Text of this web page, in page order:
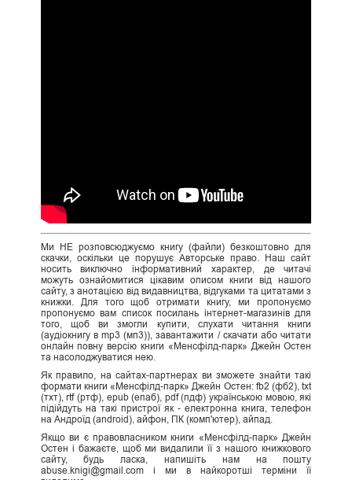
Ми НЕ розповсюджуємо книгу (файли) безкоштовно для
скачки, оскільки це порушує Авторське право. Наш сайт
носить виключно інформативний характер, де читачі
можуть ознайомитися цікавим описом книги від нашого
сайту, з анотацією від видавництва, відгуками та цитатами з
книжки. Для того щоб отримати книгу, ми пропонуємо
пропонуємо вам список посилань інтернет-магазинів для
того, щоб ви змогли купити, слухати читання книги
(аудіокнигу в mp3 (мп3)), завантажити / скачати або читати
онлайн повну версію книги «Менсфілд-парк» Джейн Остен
та насолоджуватися нею.
Як правило, на сайтах-партнерах ви зможете знайти такі
формати книги «Менсфілд-парк» Джейн Остен: fb2 (фб2), txt
(тхт), rtf (ртф), epub (епаб), pdf (пдф) українською мовою, які
підійдуть на такі пристрої як - електронна книга, телефон
на Андроїд (android), айфон, ПК (комп'ютер), айпад.
Якщо ви є правовласником книги «Менсфілд-парк» Джейн
Остен і бажаєте, щоб ми видалили її з нашого книжкового
сайту, будь ласка, напишіть нам на пошту
abuse.knigi@gmail.com і ми в найкоротші терміни її